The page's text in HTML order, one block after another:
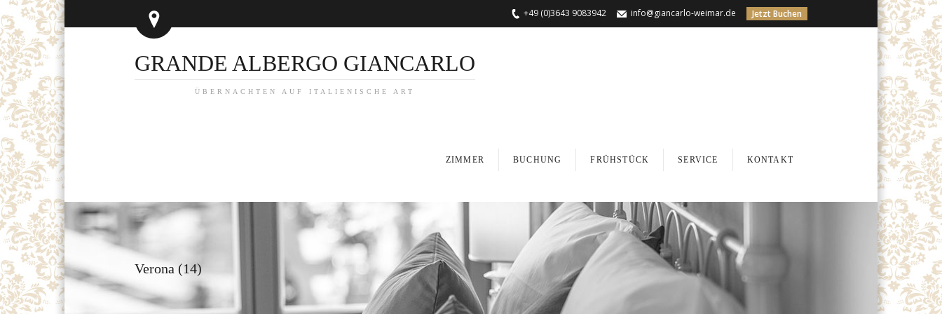
Jetzt Buchen
+49 (0)3643 9083942 info@giancarlo-weimar.de
GRANDE ALBERGO GIANCARLO
ÜBERNACHTEN AUF ITALIENISCHE ART
ZIMMER BUCHUNG FRÜHSTÜCK SERVICE KONTAKT
Verona (14)